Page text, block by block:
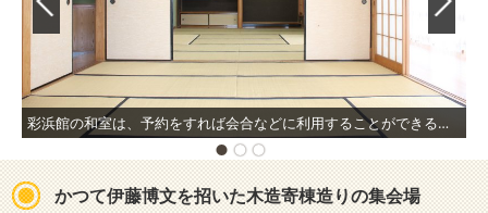
彩浜館の和室は、予約をすれば会合などに利用することができる。窓からは、かつて伊藤博文が見たであろう光景が望める。
かつて伊藤博文を招いた木造寄棟造りの集会場